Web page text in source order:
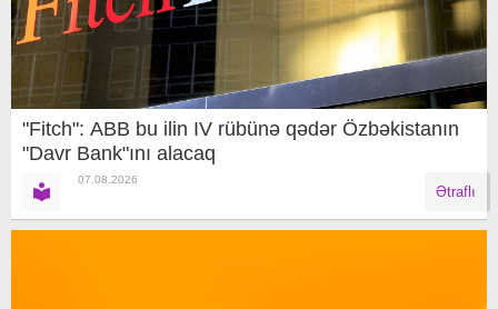
"Fitch": ABB bu ilin IV rübünə qədər Özbəkistanın
"Davr Bank"ını alacaq
07.08.2026
Ətraflı